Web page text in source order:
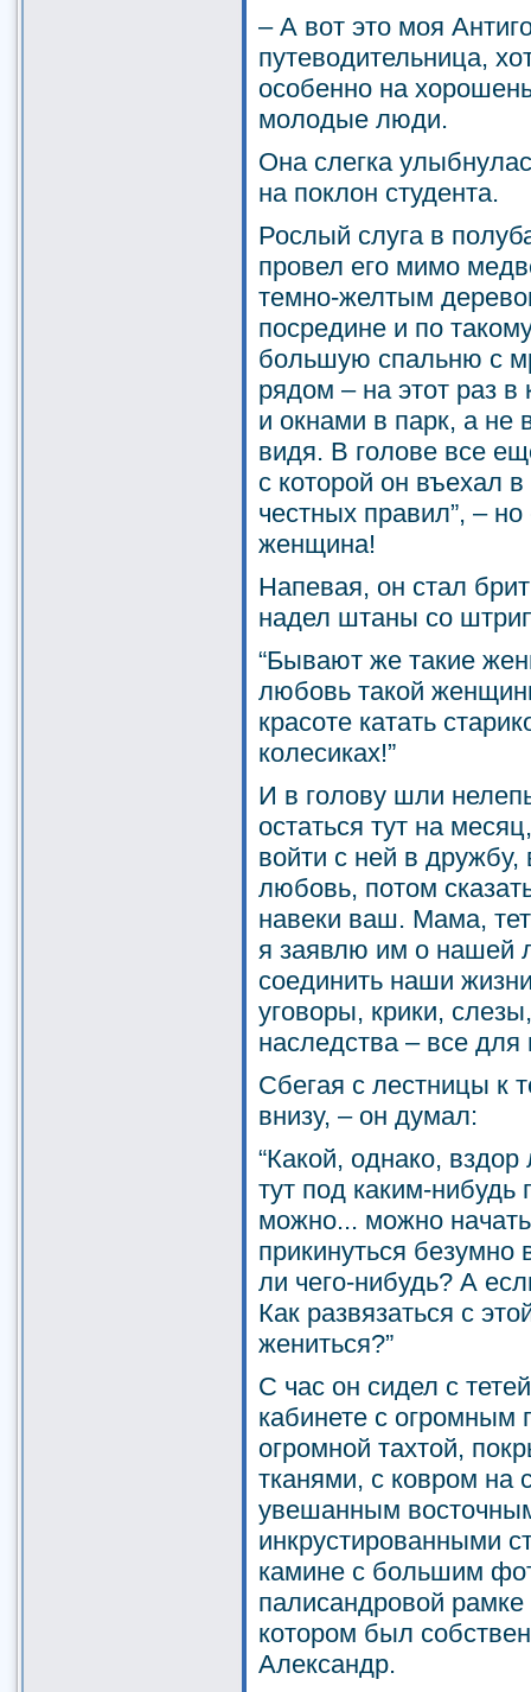
– А вот это моя
путеводительница,
особенно на
молодые люди.
Она слегка
на поклон студента.
Рослый слуга в
провел его мимо
темно-желтым
посредине и по
большую спальню с
рядом – на этот раз
и окнами в парк, а не
видя. В голове все
с которой он въехал
честных правил”, –
женщина!
Напевая, он стал
надел штаны со
“Бывают же такие
любовь такой
красоте катать
колесиках!”
И в голову шли
остаться тут на
войти с ней в дружбу,
любовь, потом
навеки ваш. Мама,
я заявлю им о нашей
соединить наши
уговоры, крики,
наследства – все
Сбегая с лестницы к
внизу, – он думал:
“Какой, однако,
тут под каким-нибудь
можно... можно
прикинуться
ли чего-нибудь? А
Как развязаться с
жениться?”
С час он сидел с
кабинете с
огромной тахтой,
тканями, с ковром на
увешанным
инкрустированными
камине с большим
палисандровой
котором был
Александр.